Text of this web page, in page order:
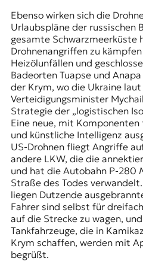
Ebenso wirken sich die Drohnen auch auf die
Urlaubspläne der russischen
gesamte Schwarzmeerküste
Drohnenangriffen zu
Heizölunfällen und
Badeorten Tuapse und
der Krym, wo die Ukraine
Verteidigungsminister
Strategie der „logistischen
Eine neue, mit Komponenten
und künstliche Intelligenz
US-Drohnen fliegt Angriffe
andere LKW, die die
und hat die Autobahn P-280
Straße des Todes
liegen Dutzende
Fahrer sind selbst für
auf die Strecke zu wagen,
Tankfahrzeuge, die in
Krym schaffen, werden mit
begrüßt.